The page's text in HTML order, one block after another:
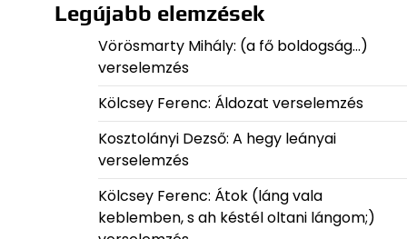
Legújabb elemzések
Vörösmarty Mihály: (a fő boldogság…)
verselemzés
Kölcsey Ferenc: Áldozat verselemzés
Kosztolányi Dezső: A hegy leányai
verselemzés
Kölcsey Ferenc: Átok (láng vala
keblemben, s ah késtél oltani lángom;)